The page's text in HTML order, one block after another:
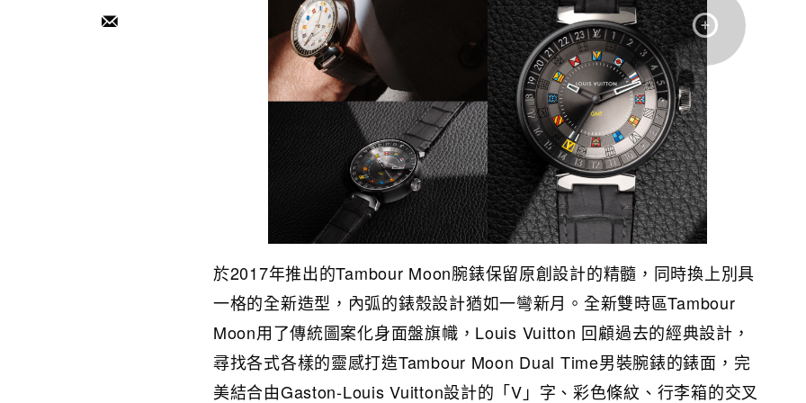
於2017年推出的Tambour Moon腕錶保留原創設計的精髓，同時換上別具
一格的全新造型，內弧的錶殼設計猶如一彎新月。全新雙時區Tambour
Moon用了傳統圖案化身面盤旗幟，Louis Vuitton 回顧過去的經典設計，
尋找各式各樣的靈感打造Tambour Moon Dual Time男裝腕錶的錶面，完
美結合由Gaston-Louis Vuitton設計的「V」字、彩色條紋、行李箱的交叉